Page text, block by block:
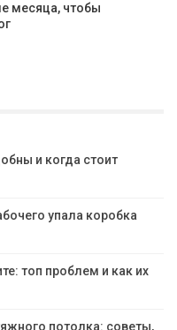
месяца, чтобы
и когда стоит
упала коробка
топ проблем и как их
потолка: советы,